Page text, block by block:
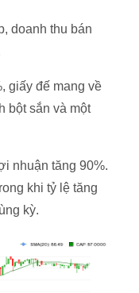
doanh thu bán
giấy đế mang về
bột sắn và một
nhuận tăng 90%.
khi tỷ lệ tăng
kỳ.